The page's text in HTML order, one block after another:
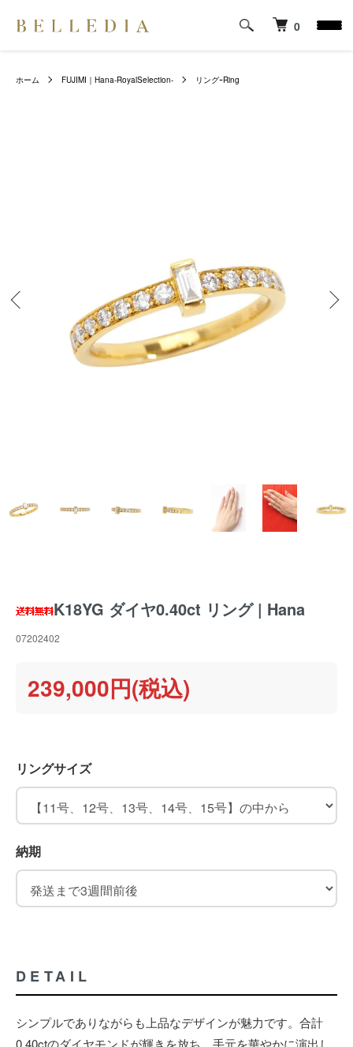
0
ホーム FUJIMI｜Hana-RoyalSelection- リングｰRing
K18YG ダイヤ0.40ct リング | Hana
07202402
239,000円(税込)
リングサイズ
納期
DETAIL
シンプルでありながらも上品なデザインが魅力です。合計
0.40ctのダイヤモンドが輝きを放ち、手元を華やかに演出し